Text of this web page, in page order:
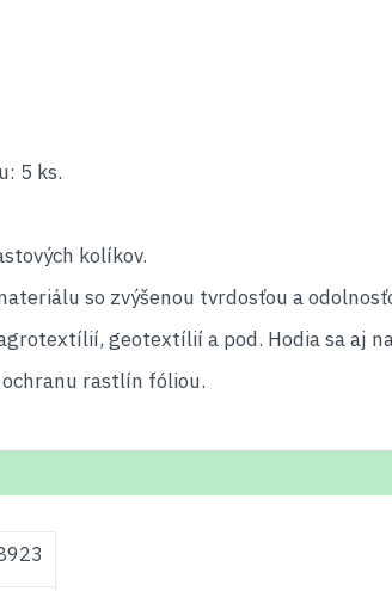
5 ks.
kolíkov.
so zvýšenou tvrdosťou a
geotextílií a pod. Hodia sa aj
rastlín fóliou.